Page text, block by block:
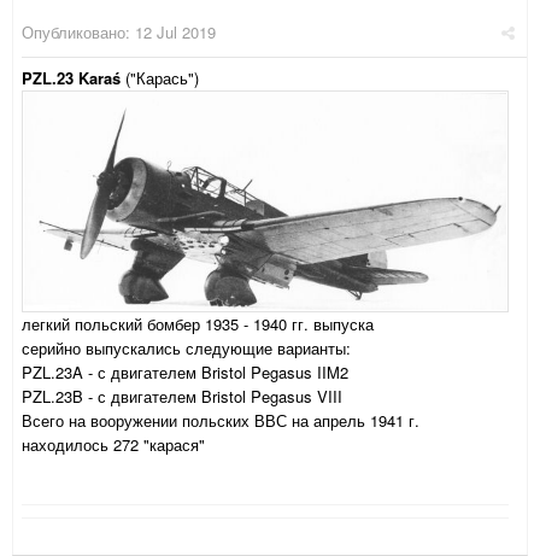
Опубликовано: 12 Jul 2019
PZL.23 Karaś ("Карась")
легкий польский бомбер 1935 - 1940 гг. выпуска
серийно выпускались следующие варианты:
PZL.23A - с двигателем Bristol Pegasus IIM2
PZL.23B - с двигателем Bristol Pegasus VIII
Всего на вооружении польских ВВС на апрель 1941 г.
находилось 272 "карася"